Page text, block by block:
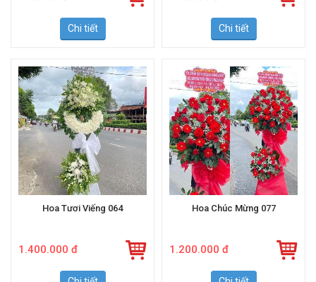
Chi tiết Chi tiết
Hoa Tươi Viếng 064 Hoa Chúc Mừng 077